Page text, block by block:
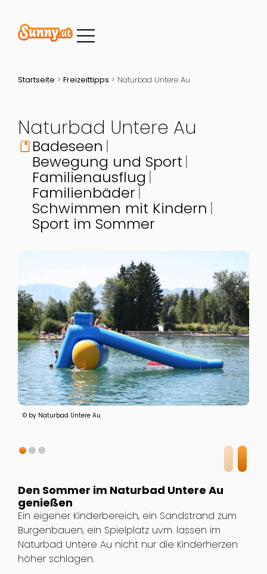
Startseite > Freizeittipps > Naturbad Untere Au
Naturbad Untere Au
book Badeseen
Bewegung und Sport
Familienausflug
Familienbäder
Schwimmen mit Kindern
Sport im Sommer
© by Naturbad Untere Au
Den Sommer im Naturbad Untere Au
genießen
Ein eigener Kinderbereich, ein Sandstrand zum
Burgenbauen, ein Spielplatz uvm. lassen im
Naturbad Untere Au nicht nur die Kinderherzen
höher schlagen.